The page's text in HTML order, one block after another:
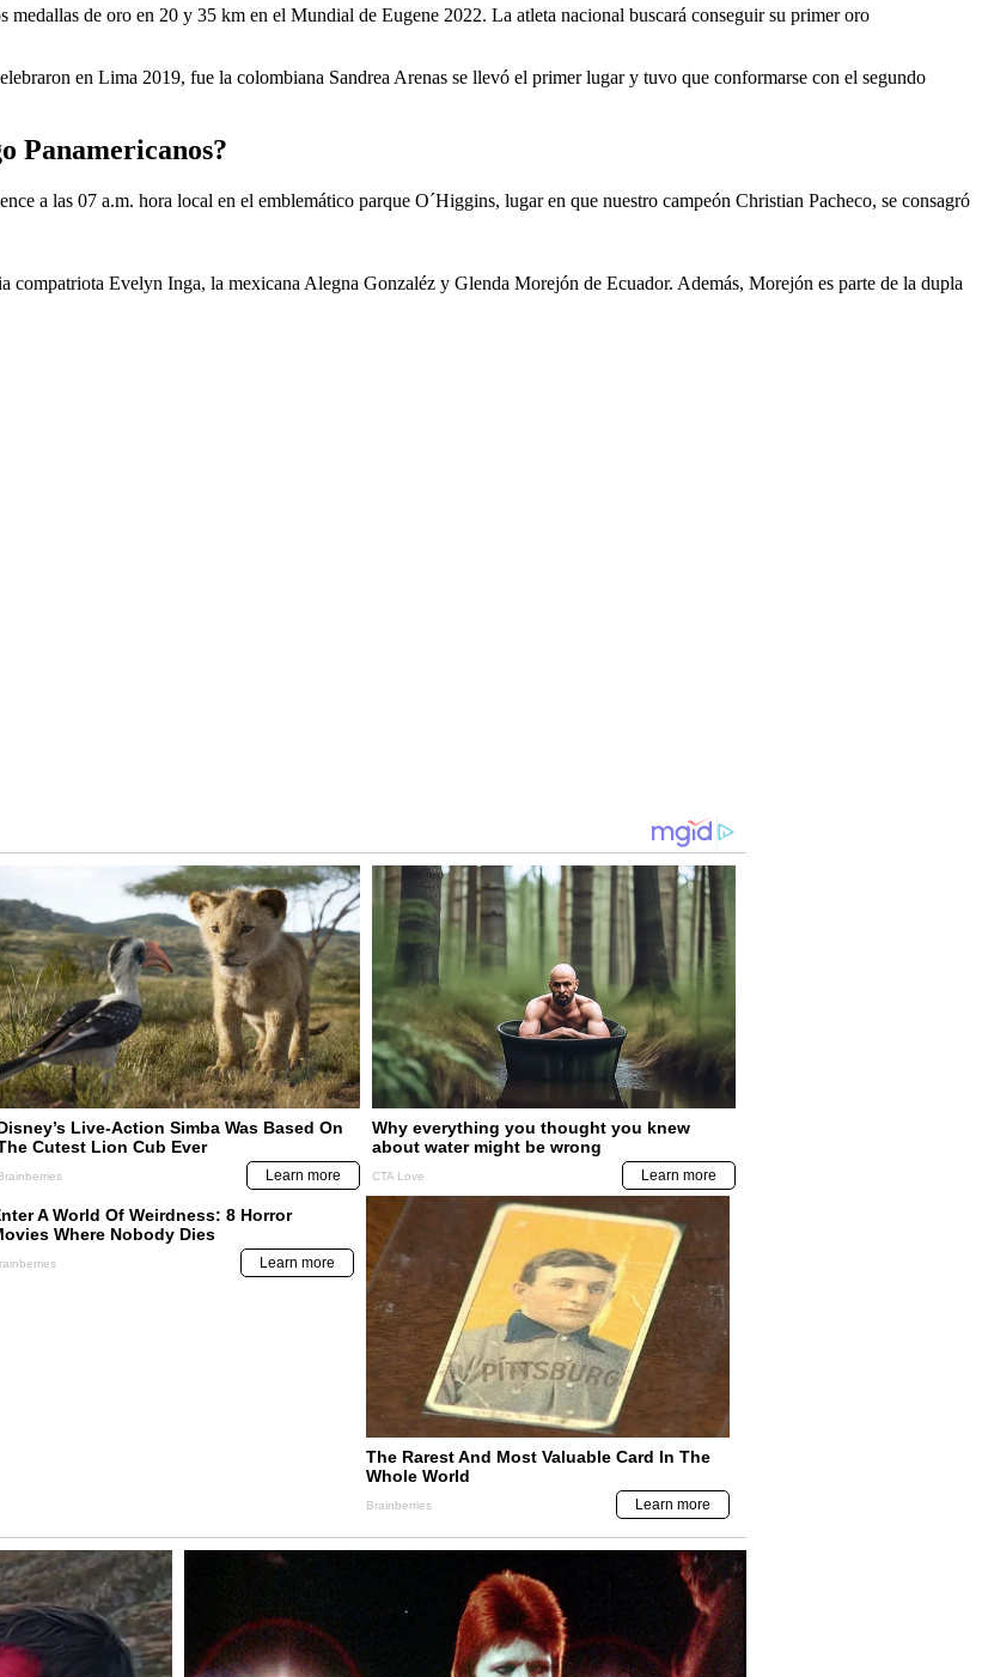
de oro en 20 y 35 km en el Mundial de Eugene 2022. La atleta nacional buscará conseguir su primer oro
en Lima 2019, fue la colombiana Sandrea Arenas se llevó el primer lugar y tuvo que conformarse con el segundo
Panamericanos?
a las 07 a.m. hora local en el emblemático parque O´Higgins, lugar en que nuestro campeón Christian Pacheco, se consagró
compatriota Evelyn Inga, la mexicana Alegna Gonzaléz y Glenda Morejón de Ecuador. Además, Morejón es parte de la dupla